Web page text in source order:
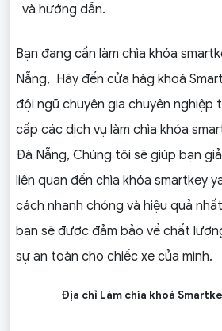
và hướng dẫn.
Bạn đang cần làm chìa khóa
Nẵng, Hãy đến cửa hàg khoá
đội ngũ chuyên gia chuyên nghiệp
cấp các dịch vụ làm chìa khóa
Đà Nẵng, Chúng tôi sẽ giúp bạn
liên quan đến chìa khóa smartkey
cách nhanh chóng và hiệu quả
bạn sẽ được đảm bảo về chất
sự an toàn cho chiếc xe của mình.
Địa chỉ Làm chìa khoá